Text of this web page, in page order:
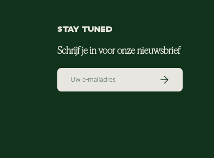
STAY TUNED
Schrijf je in voor onze nieuwsbrief
E-mailadres Abonneer